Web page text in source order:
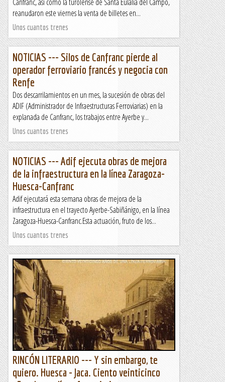
reanudaron este viernes la venta de billetes en...
Unos cuantos trenes
NOTICIAS --- Silos de Canfranc pierde al
operador ferroviario francés y negocia con
Renfe
Dos descarrilamientos en un mes, la sucesión de obras del
ADIF (Administrador de Infraestructuras Ferroviarias) en la
explanada de Canfranc, los trabajos entre Ayerbe y...
Unos cuantos trenes
NOTICIAS --- Adif ejecuta obras de mejora
de la infraestructura en la línea Zaragoza-
Huesca-Canfranc
Adif ejecutará esta semana obras de mejora de la
infraestructura en el trayecto Ayerbe-Sabiñánigo, en la línea
Zaragoza-Huesca-Canfranc.Esta actuación, fruto de los...
Unos cuantos trenes
RINCÓN LITERARIO --- Y sin embargo, te
quiero. Huesca - Jaca. Ciento veinticinco